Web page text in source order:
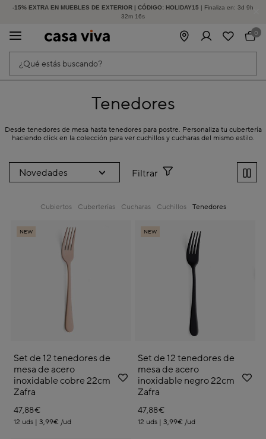
-15% EXTRA EN MUEBLES DE EXTERIOR | CÓDIGO: HOLIDAY15 | Finaliza en: 3d 9h
32m 16s
HASTA -60% DE DESCUENTO | SEGUNDAS REBAJAS
¿Qué estás buscando?
0
Tenedores
Desde tenedores de mesa hasta tenedores para postre. Personaliza tu cubertería
haciendo click en la colección para ver cuchillos y cucharas del mismo estilo.
Filtrar
Cubiertos Cuberterías Cucharas Cuchillos Tenedores
NEW
Set de 12 tenedores de
mesa de acero
inoxidable cobre 22cm
Zafra
47,88€
12 uds | 3,99€ /ud
NEW
Set de 12 tenedores de
mesa de acero
inoxidable negro 22cm
Zafra
47,88€
12 uds | 3,99€ /ud